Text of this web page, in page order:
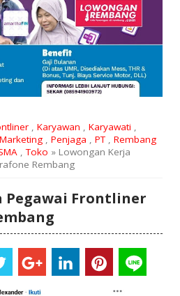
, Karyawan , Karyawati ,
Marketing, Penjaga , PT, Rembang
,Toko » Lowongan Kerja
Rembang
Pegawai Frontliner